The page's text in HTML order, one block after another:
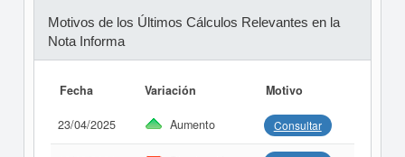
Motivos de los Últimos Cálculos Relevantes en la
Nota Informa
Fecha Variación Motivo
23/04/2025 Aumento Consultar